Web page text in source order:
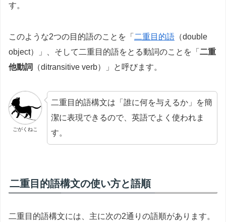
す。
このような2つの目的語のことを「 二重目的語 （double
object）」、そして二重目的語をとる動詞のことを「 二重
他動詞
（ditransitive verb）」と呼びます。
ごがくねこ
二重目的語構文は「誰に何を与えるか」を簡
潔に表現できるので、英語でよく使われま
す。
二重目的語構文の使い方と語順
二重目的語構文には、主に次の2通りの語順があります。